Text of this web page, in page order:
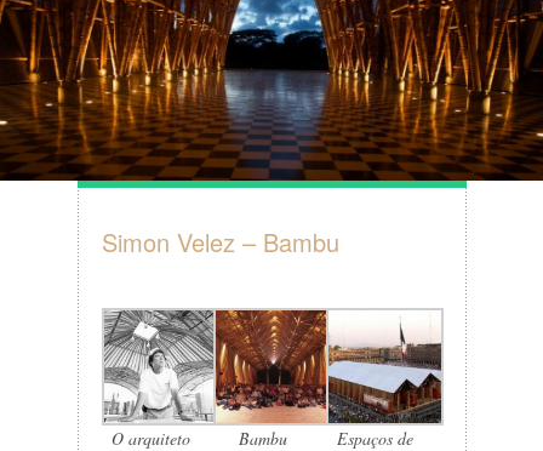
Simon Velez – Bambu
O arquiteto
Bambu
Espaços de